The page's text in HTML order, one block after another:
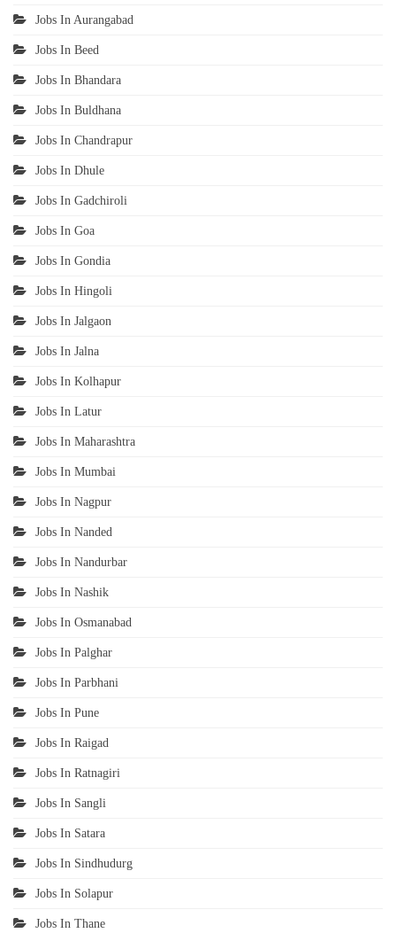
Jobs In Aurangabad
Jobs In Beed
Jobs In Bhandara
Jobs In Buldhana
Jobs In Chandrapur
Jobs In Dhule
Jobs In Gadchiroli
Jobs In Goa
Jobs In Gondia
Jobs In Hingoli
Jobs In Jalgaon
Jobs In Jalna
Jobs In Kolhapur
Jobs In Latur
Jobs In Maharashtra
Jobs In Mumbai
Jobs In Nagpur
Jobs In Nanded
Jobs In Nandurbar
Jobs In Nashik
Jobs In Osmanabad
Jobs In Palghar
Jobs In Parbhani
Jobs In Pune
Jobs In Raigad
Jobs In Ratnagiri
Jobs In Sangli
Jobs In Satara
Jobs In Sindhudurg
Jobs In Solapur
Jobs In Thane